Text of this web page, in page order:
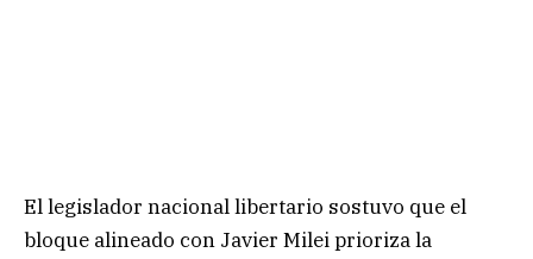
El legislador nacional libertario sostuvo que el
bloque alineado con Javier Milei prioriza la